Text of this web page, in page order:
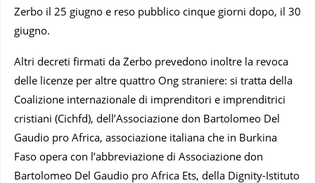
Zerbo il 25 giugno e reso pubblico cinque giorni dopo, il 30
giugno.
Altri decreti firmati da Zerbo prevedono inoltre la revoca
delle licenze per altre quattro Ong straniere: si tratta della
Coalizione internazionale di imprenditori e imprenditrici
cristiani (Cichfd), dell’Associazione don Bartolomeo Del
Gaudio pro Africa, associazione italiana che in Burkina
Faso opera con l’abbreviazione di Associazione don
Bartolomeo Del Gaudio pro Africa Ets, della Dignity-Istituto